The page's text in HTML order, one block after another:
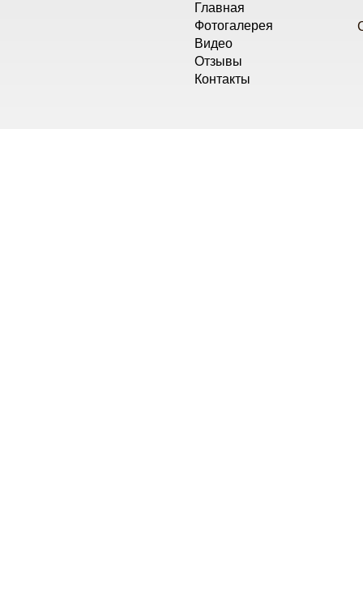
Главная
Фотогалерея
Видео
Отзывы
Контакты